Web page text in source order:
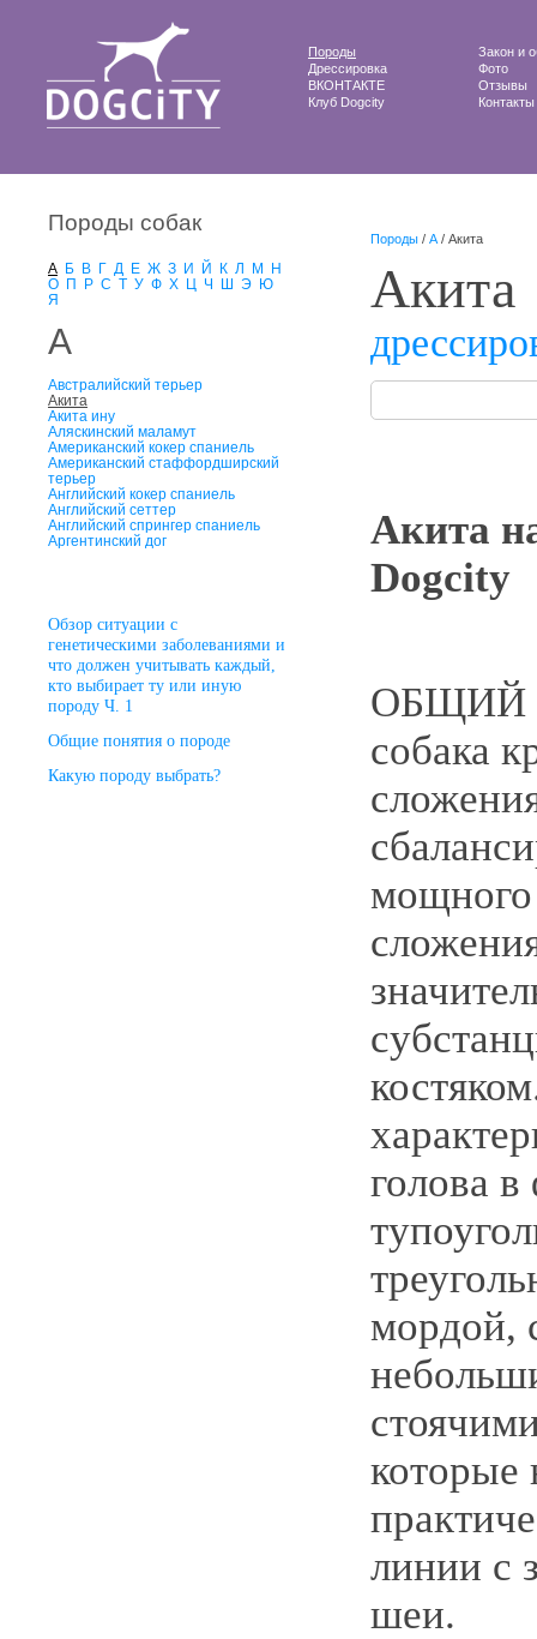
Породы
Закон и
Дрессировка
Фото
ВКОНТАКТЕ
Отзывы
Клуб Dogcity
Контакты
Породы собак
А Б В Г Д Е Ж З И Й К Л М
Н
О П Р С Т У Ф Х Ц Ч Ш Э Ю
Я
А
Австралийский терьер
Акита
Акита ину
Аляскинский маламут
Американский кокер спаниель
Американский стаффордширский
терьер
Английский кокер спаниель
Английский сеттер
Английский спрингер спаниель
Аргентинский дог
Oбзор cитуации с
генетическими заболеваниями и
что должен учитывать каждый,
кто выбирает ту или иную
породу Ч. 1
Общие понятия о породе
Какую породу выбрать?
Породы /А / Акита
Акита
Акита
Dogcity
ОБЩИЙ
собака
мощного
голова
мордой,
которые
линии с
шеи.